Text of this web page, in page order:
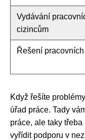
Vydávání
cizincům
Řešení
Když řešíte
úřad práce. Tady
práce, ale taky
vyřídit podporu v